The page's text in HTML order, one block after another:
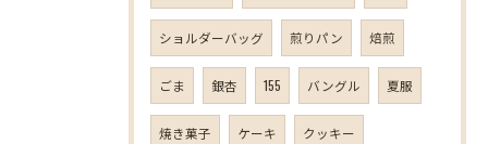
ショルダーバッグ 煎りパン 焙煎
ごま 銀杏 155 バングル 夏服
焼き菓子 ケーキ クッキー